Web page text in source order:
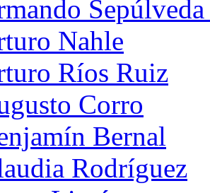
Nahle
Ríos Ruiz
Corro
Bernal
Rodríguez